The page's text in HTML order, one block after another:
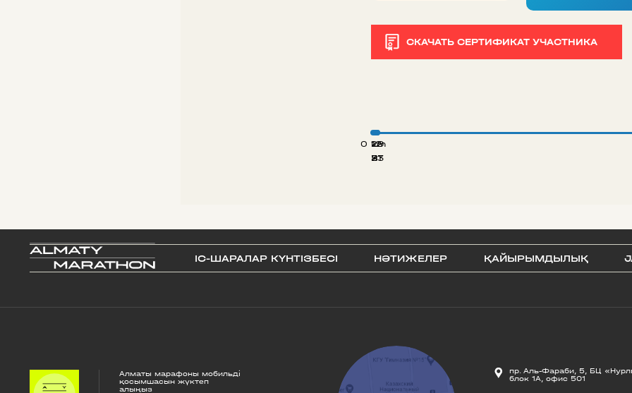
СКАЧАТЬ СЕРТИФИКАТ УЧАСТНИКА
8
12
21
29
33
0 km
IС-ШАРАЛАР КҮНТІЗБЕСI НӘТИЖЕЛЕР ҚАЙЫРЫМДЫЛЫҚ
Алматы марафоны мобильді
қосымшасын жүктеп
алыңыз
пр. Аль-Фараби, 5, БЦ
блок 1А, офис 501